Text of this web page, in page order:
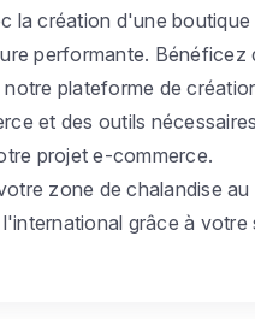
la création d'une boutique
performante. Bénéficez
plateforme de
et des outils
projet e-commerce.
zone de chalandise au
grâce à votre